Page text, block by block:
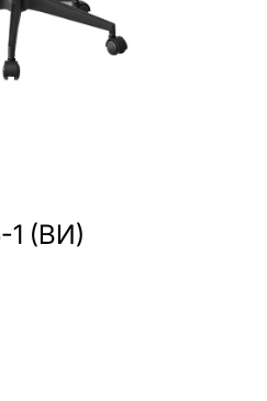
(ВИ)